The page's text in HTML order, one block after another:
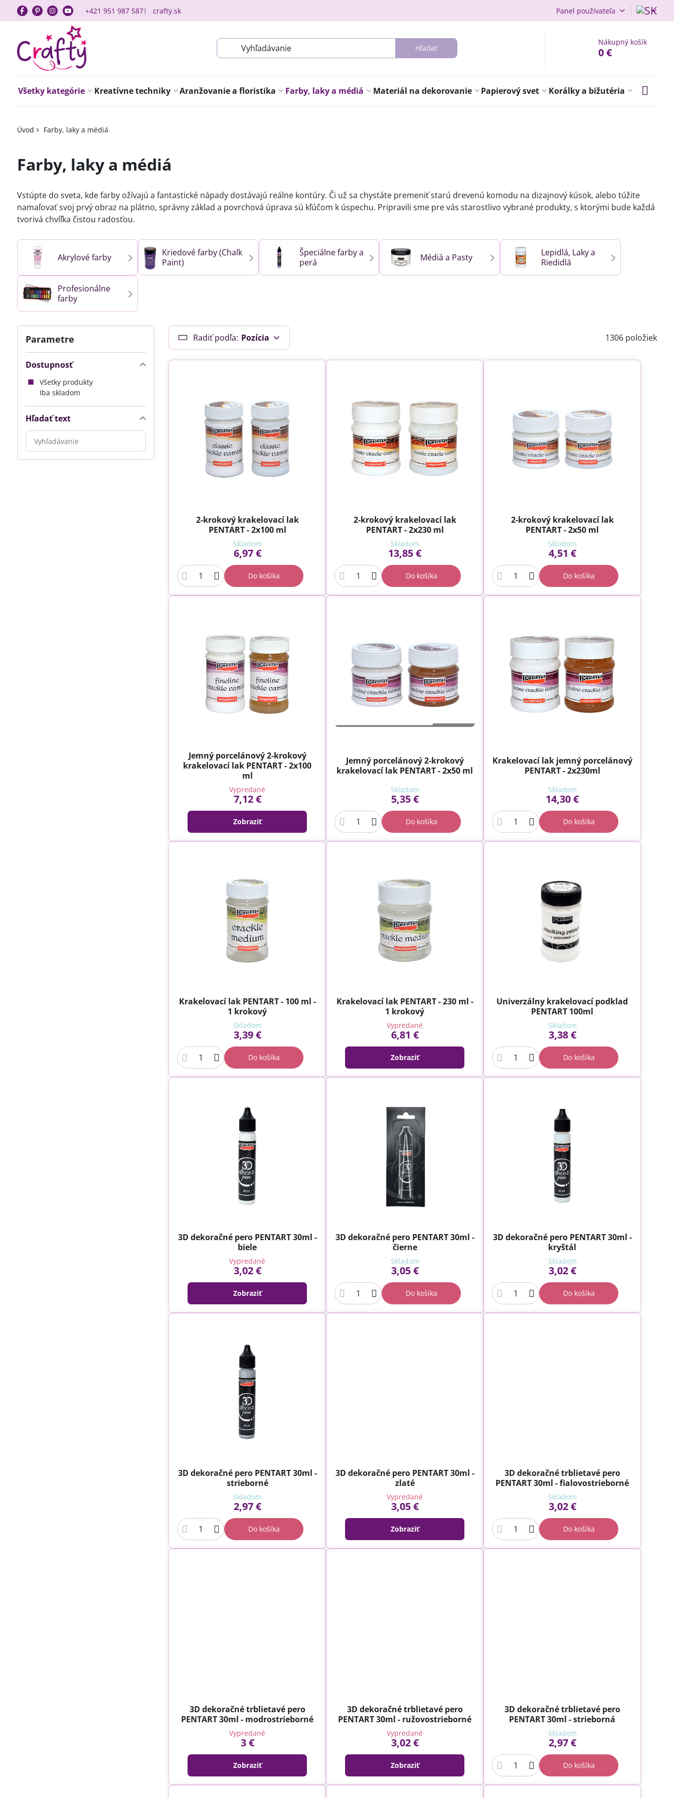
+421 951 987 587 crafty.sk Panel používateľa
Hľadať
Nákupný košík
0 €
Všetky kategórie Kreatívne techniky Aranžovanie a floristika Farby, laky a médiá Materiál na dekorovanie Papierový svet Korálky a bižutéria
Úvod Farby, laky a médiá
Farby, laky a médiá
Vstúpte do sveta, kde farby ožívajú a fantastické nápady dostávajú reálne kontúry. Či už sa chystáte premeniť starú drevenú komodu na dizajnový kúsok, alebo túžite
namaľovať svoj prvý obraz na plátno, správny základ a povrchová úprava sú kľúčom k úspechu. Pripravili sme pre vás starostlivo vybrané produkty, s ktorými bude každá
tvorivá chvíľka čistou radosťou.
Akrylové farby
Kriedové farby (Chalk
Paint)
Špeciálne farby a
perá
Médiá a Pasty
Lepidlá, Laky a
Riedidlá
Profesionálne
farby
Radiť podľa: Pozícia 1306 položiek
2-krokový krakelovací lak
PENTART - 2x100 ml
Skladom
6,97 €
Do košíka
2-krokový krakelovací lak
PENTART - 2x230 ml
Skladom
13,85 €
Do košíka
2-krokový krakelovací lak
PENTART - 2x50 ml
Skladom
4,51 €
Do košíka
Jemný porcelánový 2-krokový
krakelovací lak PENTART - 2x100
ml
Vypredané
7,12 €
Zobraziť
Jemný porcelánový 2-krokový
krakelovací lak PENTART - 2x50 ml
Skladom
5,35 €
Do košíka
Krakelovací lak jemný porcelánový
PENTART - 2x230ml
Skladom
14,30 €
Do košíka
Krakelovací lak PENTART - 100 ml -
1 krokový
Skladom
3,39 €
Do košíka
Krakelovací lak PENTART - 230 ml -
1 krokový
Vypredané
6,81 €
Zobraziť
Univerzálny krakelovací podklad
PENTART 100ml
Skladom
3,38 €
Do košíka
3D dekoračné pero PENTART 30ml -
biele
Vypredané
3,02 €
Zobraziť
3D dekoračné pero PENTART 30ml -
čierne
Skladom
3,05 €
Do košíka
3D dekoračné pero PENTART 30ml -
kryštál
Skladom
3,02 €
Do košíka
3D dekoračné pero PENTART 30ml -
strieborné
Skladom
2,97 €
Do košíka
3D dekoračné pero PENTART 30ml -
zlaté
Vypredané
3,05 €
Zobraziť
3D dekoračné trblietavé pero
PENTART 30ml - fialovostrieborné
Skladom
3,02 €
Do košíka
3D dekoračné trblietavé pero
PENTART 30ml - modrostrieborné
Vypredané
3 €
Zobraziť
3D dekoračné trblietavé pero
PENTART 30ml - ružovostrieborné
Vypredané
3,02 €
Zobraziť
3D dekoračné trblietavé pero
PENTART 30ml - strieborná
Skladom
2,97 €
Do košíka
Parametre
Dostupnosť
Všetky produkty
Iba skladom
Hľadať text
Prehľadať
výsledky
filtra